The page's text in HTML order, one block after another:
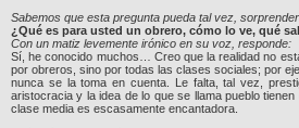
Sabemos que esta pregunta pueda tal vez,
¿Qué es para usted un obrero, cómo lo ve, qué
Con un matiz levemente irónico en su voz, responde:
Sí, he conocido muchos… Creo que la realidad no
por obreros, sino por todas las clases sociales; por
nunca se la toma en cuenta. Le falta, tal vez,
aristocracia y la idea de lo que se llama pueblo
clase media es escasamente encantadora.